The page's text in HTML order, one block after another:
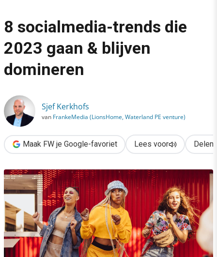
Social
8 socialmedia-trends die 2023 gaan & blijven domineren
8 socialmedia-trends die
2023 gaan & blijven
domineren
Sjef Kerkhofs
van FrankeMedia (LionsHome, Waterland PE venture)
Maak FW je Google-favoriet Lees voor Delen